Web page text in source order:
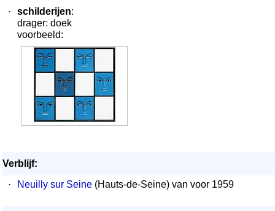
· schilderijen:
drager: doek
voorbeeld:
Verblijf:
·
Neuilly sur Seine (Hauts-de-Seine) van voor 1959